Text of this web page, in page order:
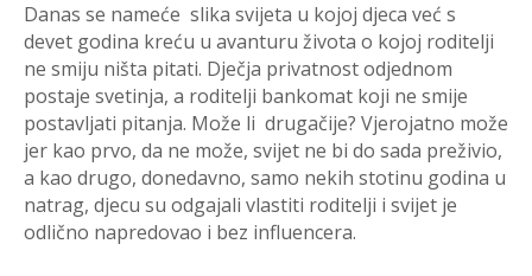
Danas se nameće slika svijeta u kojoj djeca već s
devet godina kreću u avanturu života o kojoj roditelji
ne smiju ništa pitati. Dječja privatnost odjednom
postaje svetinja, a roditelji bankomat koji ne smije
postavljati pitanja. Može li drugačije? Vjerojatno može
jer kao prvo, da ne može, svijet ne bi do sada preživio,
a kao drugo, donedavno, samo nekih stotinu godina u
natrag, djecu su odgajali vlastiti roditelji i svijet je
odlično napredovao i bez influencera.